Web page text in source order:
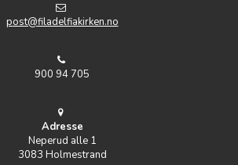
post@filadelfiakirken.no
900 94 705
Adresse
Neperud alle 1
3083 Holmestrand